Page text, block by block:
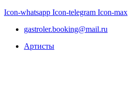
Icon-whatsapp Icon-telegram Icon-max
gastroler.booking@mail.ru
Артисты